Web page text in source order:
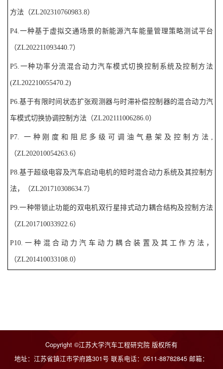
方法 （ZL202310760983.8）
P4.一种基于虚拟交通场景的新能源汽车能量管理策略测试平台
（ZL202211093440.7）
P5. 一种功率分流混合动力汽车模式切换控制系统及控制方法
(ZL202210055470.2)
P6.基于有限时间状态扩张观测器与时滞补偿控制器的混合动力汽
车模式切换协调控制方法 （ZL202111006286.0）
P7. 一种刚度和阻尼多级可调油气悬架及控制方法 ,
（ZL202010054263.6）
P8.基于超级电容及汽车启动电机的短时混合动力系统及其控制方
法， （ZL201710308634.7）
P9.一种带锁止功能的双电机双行星排式动力耦合结构及控制方法
（ZL201710033922.6）
P10. 一种混合动力汽车动力耦合装置及其工作方法，
（ZL201410033108.0）
Copyright ©江苏大学汽车工程研究院 版权所有
地址：江苏省镇江市学府路301号 联系电话：0511-88782845 邮箱：